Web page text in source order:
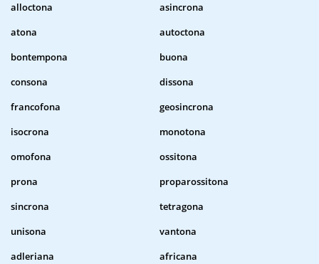
alloctona
asincrona
atona
autoctona
bontempona
buona
consona
dissona
francofona
geosincrona
isocrona
monotona
omofona
ossitona
prona
proparossitona
sincrona
tetragona
unisona
vantona
adleriana
africana